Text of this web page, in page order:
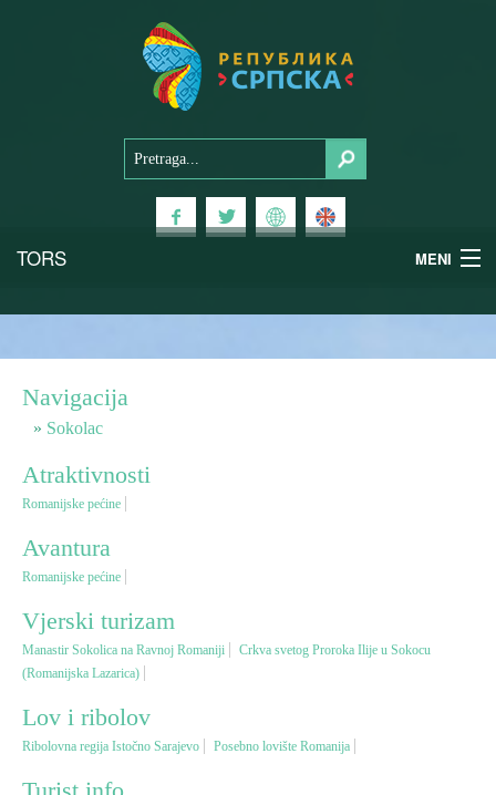
TORS MENI
Planinski turizam
Banjski turizam
Vjerski turizam
Avantura
Eko turizam
Kulturni turizam
Navigacija
Sokolac
Atraktivnosti
Romanijske pećine
Avantura
Romanijske pećine
Vjerski turizam
Manastir Sokolica na Ravnoj Romaniji
Crkva svetog Proroka Ilije u Sokocu
(Romanijska Lazarica)
Lov i ribolov
Ribolovna regija Istočno Sarajevo Posebno lovište Romanija